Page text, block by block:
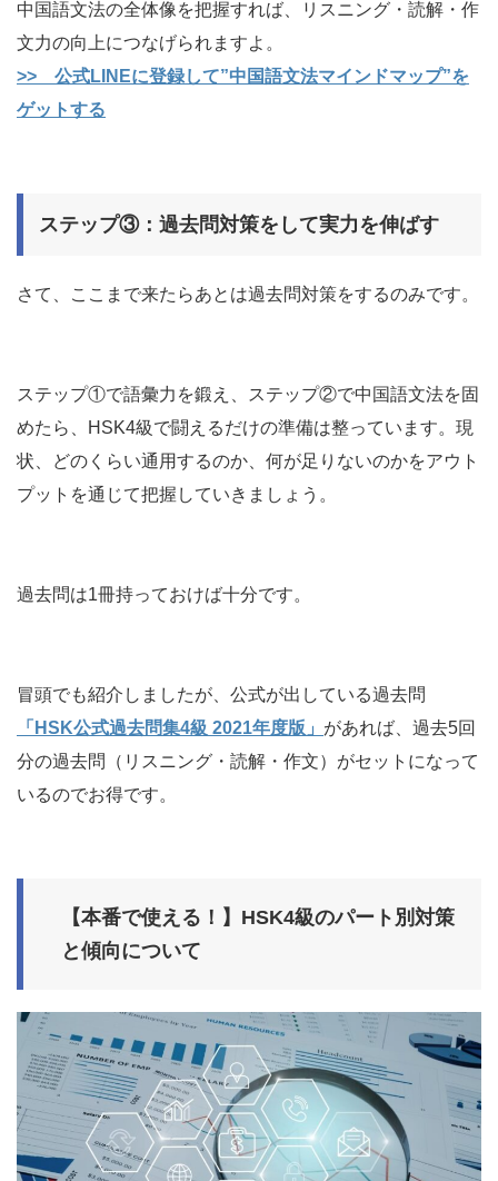
中国語文法の全体像を把握すれば、リスニング・読解・作
文力の向上につなげられますよ。
>> 公式LINEに登録して”中国語文法マインドマップ”を
ゲットする
ステップ③：過去問対策をして実力を伸ばす
さて、ここまで来たらあとは過去問対策をするのみです。
ステップ①で語彙力を鍛え、ステップ②で中国語文法を固
めたら、HSK4級で闘えるだけの準備は整っています。現
状、どのくらい通用するのか、何が足りないのかをアウト
プットを通じて把握していきましょう。
過去問は1冊持っておけば十分です。
冒頭でも紹介しましたが、公式が出している過去問
「HSK公式過去問集4級 2021年度版」 があれば、過去5回
分の過去問（リスニング・読解・作文）がセットになって
いるのでお得です。
【本番で使える！】HSK4級のパート別対策
と傾向について